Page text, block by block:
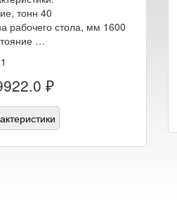
тонн 40
рабочего стола, мм 1600
…
₽